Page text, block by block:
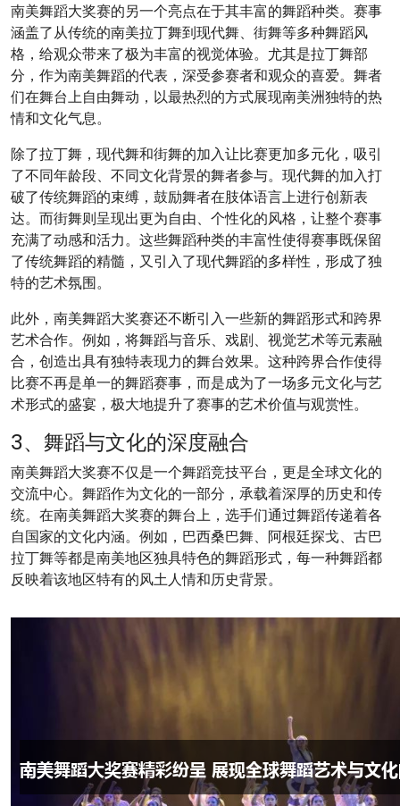
南美舞蹈大奖赛的另一个亮点在于其丰富的舞蹈种类。赛事
涵盖了从传统的南美拉丁舞到现代舞、街舞等多种舞蹈风
格，给观众带来了极为丰富的视觉体验。尤其是拉丁舞部
分，作为南美舞蹈的代表，深受参赛者和观众的喜爱。舞者
们在舞台上自由舞动，以最热烈的方式展现南美洲独特的热
情和文化气息。
除了拉丁舞，现代舞和街舞的加入让比赛更加多元化，吸引
了不同年龄段、不同文化背景的舞者参与。现代舞的加入打
破了传统舞蹈的束缚，鼓励舞者在肢体语言上进行创新表
达。而街舞则呈现出更为自由、个性化的风格，让整个赛事
充满了动感和活力。这些舞蹈种类的丰富性使得赛事既保留
了传统舞蹈的精髓，又引入了现代舞蹈的多样性，形成了独
特的艺术氛围。
此外，南美舞蹈大奖赛还不断引入一些新的舞蹈形式和跨界
艺术合作。例如，将舞蹈与音乐、戏剧、视觉艺术等元素融
合，创造出具有独特表现力的舞台效果。这种跨界合作使得
比赛不再是单一的舞蹈赛事，而是成为了一场多元文化与艺
术形式的盛宴，极大地提升了赛事的艺术价值与观赏性。
3、舞蹈与文化的深度融合
南美舞蹈大奖赛不仅是一个舞蹈竞技平台，更是全球文化的
交流中心。舞蹈作为文化的一部分，承载着深厚的历史和传
统。在南美舞蹈大奖赛的舞台上，选手们通过舞蹈传递着各
自国家的文化内涵。例如，巴西桑巴舞、阿根廷探戈、古巴
拉丁舞等都是南美地区独具特色的舞蹈形式，每一种舞蹈都
反映着该地区特有的风土人情和历史背景。